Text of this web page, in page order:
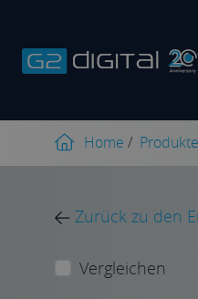
Home / Produkte
Zurück zu den
Vergleichen